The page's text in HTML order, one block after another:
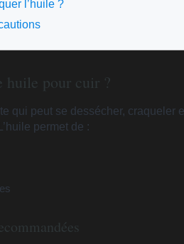
l’huile ?
huile pour cuir ?
qui peut se dessécher, craqueler
permet de :